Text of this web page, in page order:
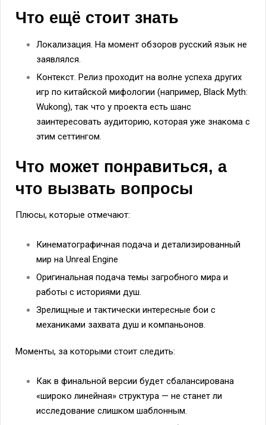
Что ещё стоит знать
Локализация. На момент обзоров русский язык не
заявлялся.
Контекст. Релиз проходит на волне успеха других
игр по китайской мифологии (например, Black Myth:
Wukong), так что у проекта есть шанс
заинтересовать аудиторию, которая уже знакома с
этим сеттингом.
Что может понравиться, а
что вызвать вопросы
Плюсы, которые отмечают:
Кинематографичная подача и детализированный
мир на Unreal Engine
Оригинальная подача темы загробного мира и
работы с историями душ.
Зрелищные и тактически интересные бои с
механиками захвата душ и компаньонов.
Моменты, за которыми стоит следить:
Как в финальной версии будет сбалансирована
«широко линейная» структура — не станет ли
исследование слишком шаблонным.